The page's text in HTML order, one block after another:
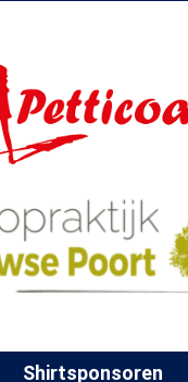
Shirtsponsoren